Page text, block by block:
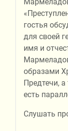
гостья
для своей
имя и
образами
Предтечи,
есть
Слушать